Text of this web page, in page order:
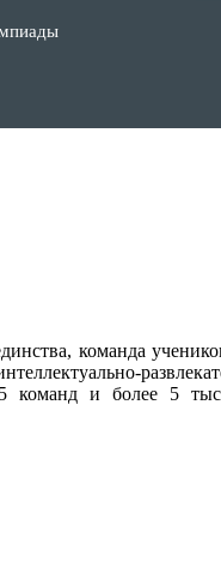
команда
и более 5